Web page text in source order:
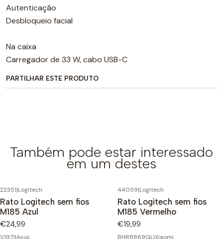
Autenticação
Desbloqueio facial
Na caixa
Carregador de 33 W, cabo USB-C
PARTILHAR ESTE PRODUTO
Também pode estar interessado
em um destes
22351|Logitech
Rato Logitech sem fios
M185 Azul
€24,99
44059|Logitech
Rato Logitech sem fios
M185 Vermelho
€19,99
V1971|Asus BHR8869GL|Xiaomi